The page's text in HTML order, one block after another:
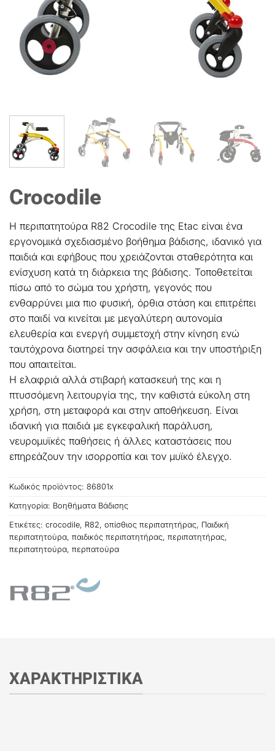
Crocodile
Η περιπατητούρα R82 Crocodile της Etac είναι ένα
εργονομικά σχεδιασμένο βοήθημα βάδισης, ιδανικό για
παιδιά και εφήβους που χρειάζονται σταθερότητα και
ενίσχυση κατά τη διάρκεια της βάδισης. Τοποθετείται
πίσω από το σώμα του χρήστη, γεγονός που
ενθαρρύνει μια πιο φυσική, όρθια στάση και επιτρέπει
στο παιδί να κινείται με μεγαλύτερη αυτονομία
ελευθερία και ενεργή συμμετοχή στην κίνηση ενώ
ταυτόχρονα διατηρεί την ασφάλεια και την υποστήριξη
που απαιτείται.
Η ελαφριά αλλά στιβαρή κατασκευή της και η
πτυσσόμενη λειτουργία της, την καθιστά εύκολη στη
χρήση, στη μεταφορά και στην αποθήκευση. Είναι
ιδανική για παιδιά με εγκεφαλική παράλυση,
νευρομυϊκές παθήσεις ή άλλες καταστάσεις που
επηρεάζουν την ισορροπία και τον μυϊκό έλεγχο.
Κωδικός προϊόντος: 86801x
Κατηγορία: Βοηθήματα Βάδισης
Ετικέτες: crocodile, R82, οπίσθιος περιπατητήρας, Παιδική
περιπατητούρα, παιδικός περιπατητήρας, περιπατητήρας,
περιπατητούρα, περπατούρα
ΧΑΡΑΚΤΗΡΙΣΤΙΚΑ